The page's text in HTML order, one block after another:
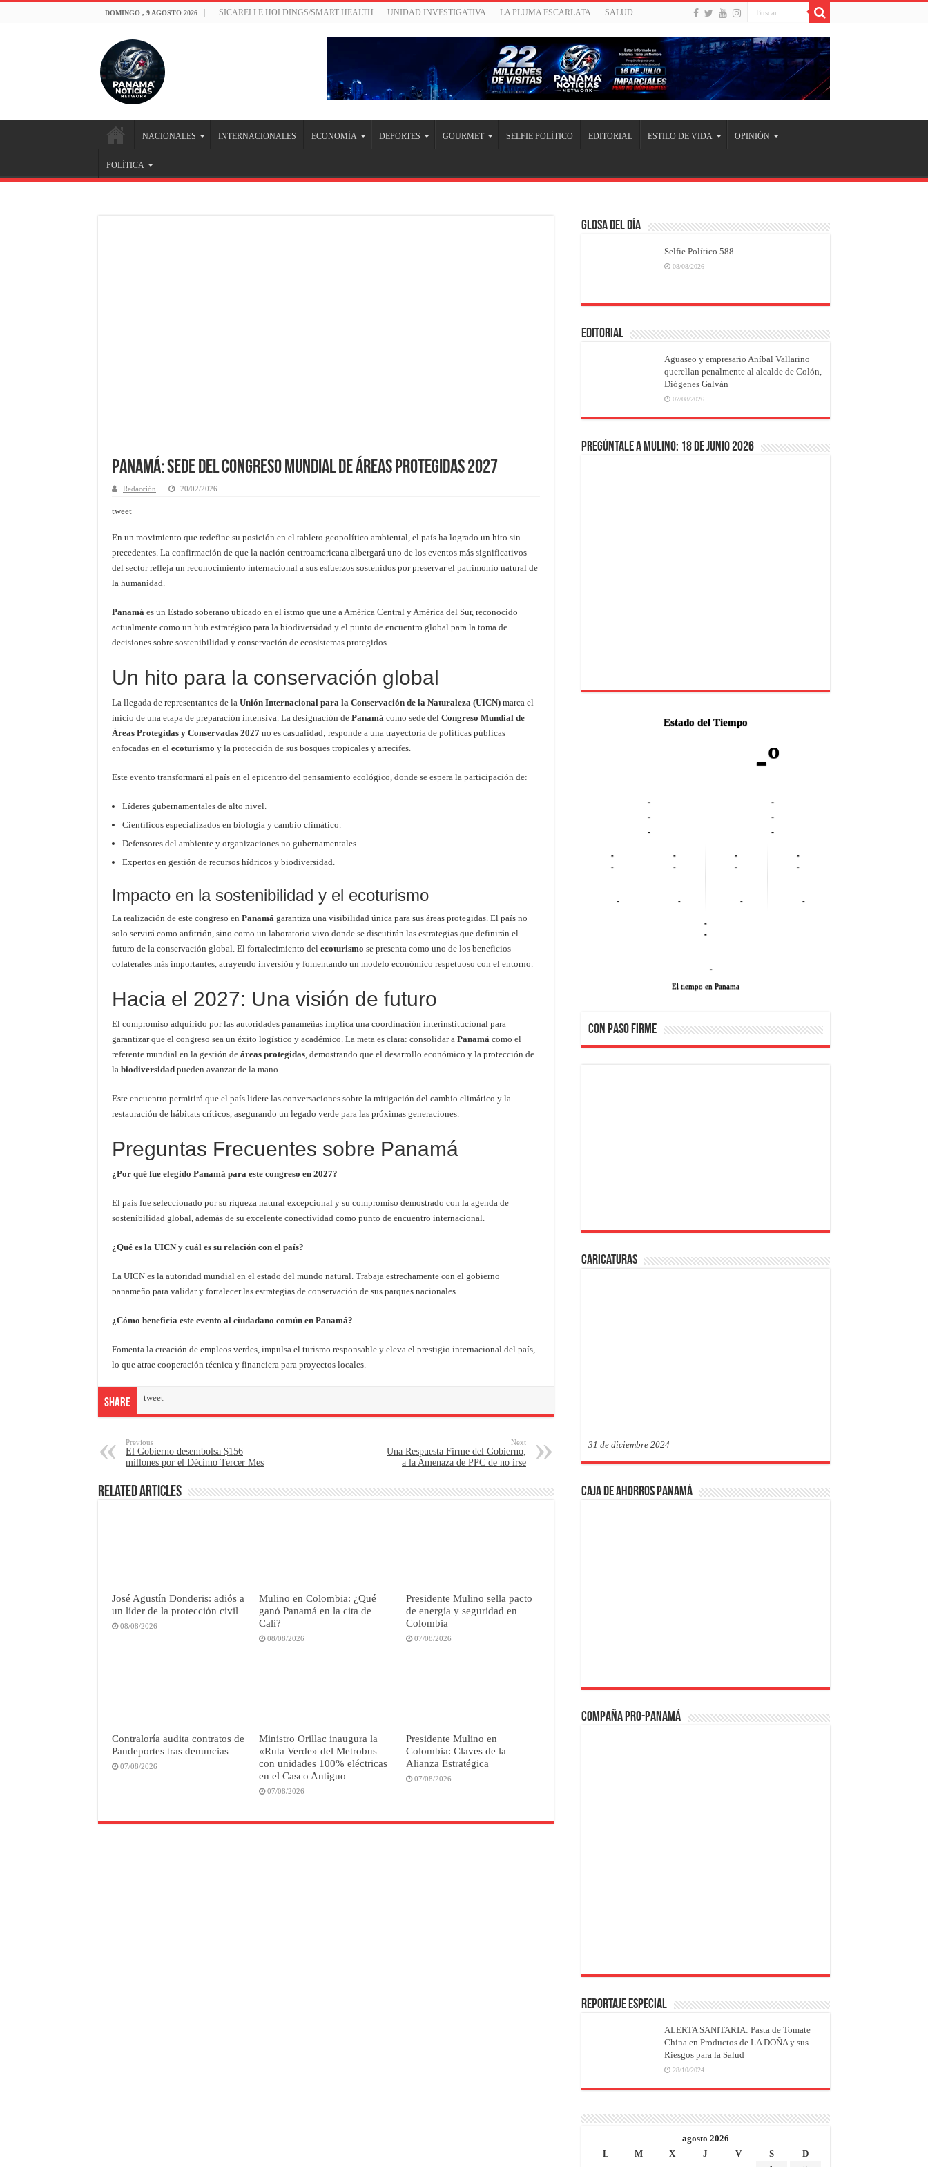
DOMINGO , 9 AGOSTO 2026 SICARELLE HOLDINGS/SMART HEALTH UNIDAD INVESTIGATIVA LA PLUMA ESCARLATA SALUD
NACIONALES INTERNACIONALES ECONOMÍA DEPORTES GOURMET SELFIE POLÍTICO EDITORIAL ESTILO DE VIDA OPINIÓN
POLÍTICA
Panamá: Sede del Congreso Mundial de Áreas Protegidas 2027
Redacción 20/02/2026
tweet
En un movimiento que redefine su posición en el tablero geopolítico ambiental, el país ha logrado un hito sin
precedentes. La confirmación de que la nación centroamericana albergará uno de los eventos más significativos
del sector refleja un reconocimiento internacional a sus esfuerzos sostenidos por preservar el patrimonio natural de
la humanidad.
Panamá es un Estado soberano ubicado en el istmo que une a América Central y América del Sur, reconocido
actualmente como un hub estratégico para la biodiversidad y el punto de encuentro global para la toma de
decisiones sobre sostenibilidad y conservación de ecosistemas protegidos.
Un hito para la conservación global
La llegada de representantes de la Unión Internacional para la Conservación de la Naturaleza (UICN) marca el
inicio de una etapa de preparación intensiva. La designación de Panamá como sede del Congreso Mundial de
Áreas Protegidas y Conservadas 2027 no es casualidad; responde a una trayectoria de políticas públicas
enfocadas en el ecoturismo y la protección de sus bosques tropicales y arrecifes.
Este evento transformará al país en el epicentro del pensamiento ecológico, donde se espera la participación de:
Líderes gubernamentales de alto nivel.
Científicos especializados en biología y cambio climático.
Defensores del ambiente y organizaciones no gubernamentales.
Expertos en gestión de recursos hídricos y biodiversidad.
Impacto en la sostenibilidad y el ecoturismo
La realización de este congreso en Panamá garantiza una visibilidad única para sus áreas protegidas. El país no
solo servirá como anfitrión, sino como un laboratorio vivo donde se discutirán las estrategias que definirán el
futuro de la conservación global. El fortalecimiento del ecoturismo se presenta como uno de los beneficios
colaterales más importantes, atrayendo inversión y fomentando un modelo económico respetuoso con el entorno.
Hacia el 2027: Una visión de futuro
El compromiso adquirido por las autoridades panameñas implica una coordinación interinstitucional para
garantizar que el congreso sea un éxito logístico y académico. La meta es clara: consolidar a Panamá como el
referente mundial en la gestión de áreas protegidas , demostrando que el desarrollo económico y la protección de
la biodiversidad pueden avanzar de la mano.
Este encuentro permitirá que el país lidere las conversaciones sobre la mitigación del cambio climático y la
restauración de hábitats críticos, asegurando un legado verde para las próximas generaciones.
Preguntas Frecuentes sobre Panamá
¿Por qué fue elegido Panamá para este congreso en 2027?
El país fue seleccionado por su riqueza natural excepcional y su compromiso demostrado con la agenda de
sostenibilidad global, además de su excelente conectividad como punto de encuentro internacional.
¿Qué es la UICN y cuál es su relación con el país?
La UICN es la autoridad mundial en el estado del mundo natural. Trabaja estrechamente con el gobierno
panameño para validar y fortalecer las estrategias de conservación de sus parques nacionales.
¿Cómo beneficia este evento al ciudadano común en Panamá?
Fomenta la creación de empleos verdes, impulsa el turismo responsable y eleva el prestigio internacional del país,
lo que atrae cooperación técnica y financiera para proyectos locales.
Share tweet
Previous
El Gobierno desembolsa $156
millones por el Décimo Tercer Mes
Next
Una Respuesta Firme del Gobierno,
a la Amenaza de PPC de no irse
Related Articles
José Agustín Donderis: adiós a
un líder de la protección civil
08/08/2026
Mulino en Colombia: ¿Qué
ganó Panamá en la cita de
Cali?
08/08/2026
Presidente Mulino sella pacto
de energía y seguridad en
Colombia
07/08/2026
Contraloría audita contratos de
Pandeportes tras denuncias
07/08/2026
Ministro Orillac inaugura la
«Ruta Verde» del Metrobus
con unidades 100% eléctricas
en el Casco Antiguo
07/08/2026
Presidente Mulino en
Colombia: Claves de la
Alianza Estratégica
07/08/2026
Glosa del Día
Selfie Político 588
08/08/2026
EDITORIAL
Aguaseo y empresario Aníbal Vallarino
querellan penalmente al alcalde de Colón,
Diógenes Galván
07/08/2026
Pregúntale a Mulino: 18 de junio 2026
Estado del Tiempo
-º
-
-
-
-
-
-
-
-
-
-
-
-
-
-
-
-
-
-
-
-
-
El tiempo en Panama
CON PASO FIRME
Caricaturas
31 de diciembre 2024
Caja de Ahorros Panamá
Compaña PRO-Panamá
REPORTAJE ESPECIAL
ALERTA SANITARIA: Pasta de Tomate
China en Productos de LA DOÑA y sus
Riesgos para la Salud
28/10/2024
agosto 2026
L
M X J V S
D